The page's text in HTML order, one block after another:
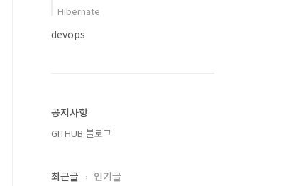
Hibernate
devops
공지사항
GITHUB 블로그
최근글 인기글